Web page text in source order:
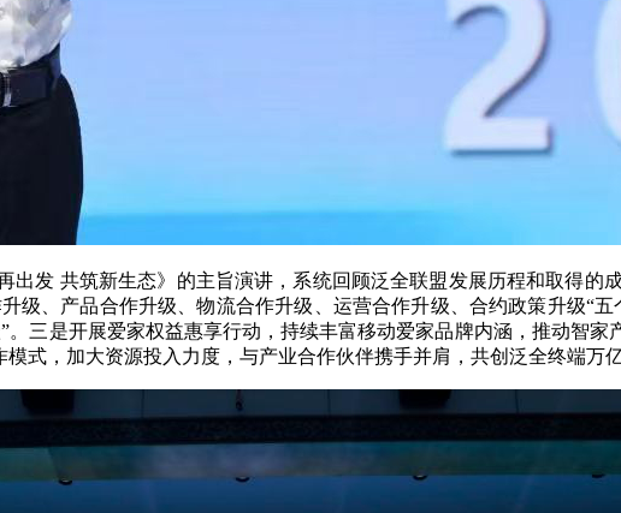
共筑新生态》的主旨演讲，系统回顾泛全联盟发展历程和取得的
级、产品合作升级、物流合作升级、运营合作升级、合约政策升级“
三是开展爱家权益惠享行动，持续丰富移动爱家品牌内涵，推动智家
式，加大资源投入力度，与产业合作伙伴携手并肩，共创泛全终端万